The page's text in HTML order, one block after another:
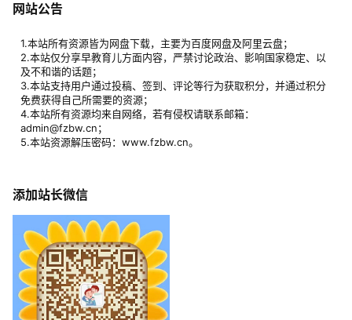
网站公告
1.本站所有资源皆为网盘下载，主要为百度网盘及阿里云盘；
2.本站仅分享早教育儿方面内容，严禁讨论政治、影响国家稳定、以
及不和谐的话题；
3.本站支持用户通过投稿、签到、评论等行为获取积分，并通过积分
免费获得自己所需要的资源；
4.本站所有资源均来自网络，若有侵权请联系邮箱：
admin@fzbw.cn；
5.本站资源解压密码：www.fzbw.cn。
添加站长微信